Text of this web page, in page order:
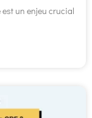
un enjeu crucial